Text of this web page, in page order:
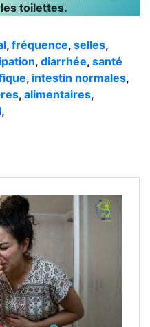
toilettes.
, fréquence, selles,
, diarrhée, santé
, intestin normales,
, alimentaires,
,